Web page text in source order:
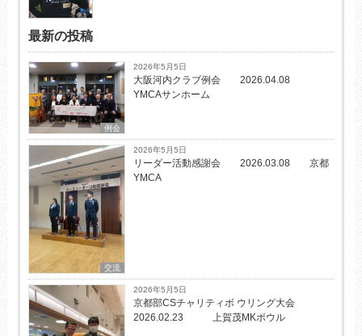
最新の投稿
例会
2026年5月5日
大阪河内クラブ例会 2026.04.08
YMCAサンホーム
交流
2026年5月5日
リーダー活動感謝会 2026.03.08 京都
YMCA
2026年5月5日
京都部CSチャリティボ ウリング大会
2026.02.23 上賀茂MKボウル